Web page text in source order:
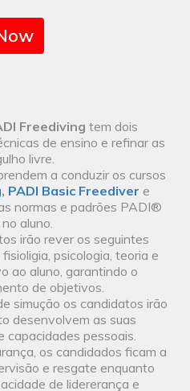
Freediving tem dois
de ensino e refinar as
livre.
a conduzir os cursos
, PADI Basic Freediver e
normas e padrões PADI®
aluno.
irão rever os seguintes
psicologia, teoria e
ao aluno, garantindo o
de objetivos.
simução os candidatos irão
desenvolvem as suas
capacidades pessoais.
os candidados ficam a
e resgate enquanto
de lidererança e